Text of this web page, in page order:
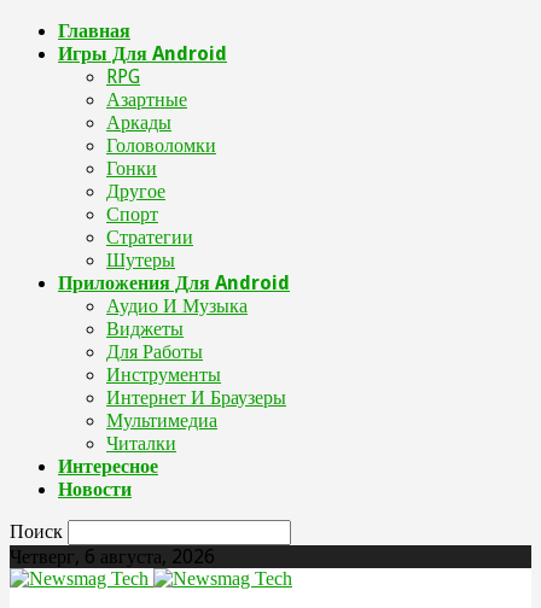
Главная
Игры Для Android
RPG
Азартные
Аркады
Головоломки
Гонки
Другое
Спорт
Стратегии
Шутеры
Приложения Для Android
Аудио И Музыка
Виджеты
Для Работы
Инструменты
Интернет И Браузеры
Мультимедиа
Читалки
Интересное
Новости
Поиск
Четверг, 6 августа, 2026